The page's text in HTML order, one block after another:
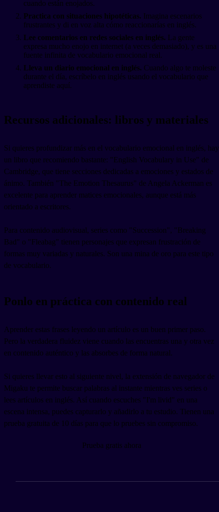
cuando están enojados.
Practica con situaciones hipotéticas. Imagina escenarios
frustrantes y di en voz alta cómo reaccionarías en inglés.
Lee comentarios en redes sociales en inglés. La gente
expresa mucho enojo en internet (a veces demasiado), y es una
fuente infinita de vocabulario emocional real.
Lleva un diario emocional en inglés. Cuando algo te moleste
durante el día, escríbelo en inglés usando el vocabulario que
aprendiste aquí.
Recursos adicionales: libros y materiales
Si quieres profundizar más en el vocabulario emocional en inglés, hay
un libro que recomiendo bastante: "English Vocabulary in Use" de
Cambridge, que tiene secciones dedicadas a emociones y estados de
ánimo. También "The Emotion Thesaurus" de Angela Ackerman es
excelente para aprender matices emocionales, aunque está más
orientado a escritores.
Para contenido audiovisual, series como "Succession", "Breaking
Bad" o "Fleabag" tienen personajes que expresan frustración de
formas muy variadas y naturales. Son una mina de oro para este tipo
de vocabulario.
Ponlo en práctica con contenido real
Aprender estas frases leyendo un artículo es un buen primer paso.
Pero la verdadera fluidez viene cuando las encuentras una y otra vez
en contenido auténtico y las absorbes de forma natural.
Si quieres llevar esto al siguiente nivel, la extensión de navegador de
Migaku te permite buscar palabras al instante mientras ves series o
lees artículos en inglés. Así cuando escuches "I'm livid" en una
escena intensa, puedes capturarlo y añadirlo a tu estudio. Tienen una
prueba gratuita de 10 días para que lo pruebes sin compromiso.
Prueba gratis ahora